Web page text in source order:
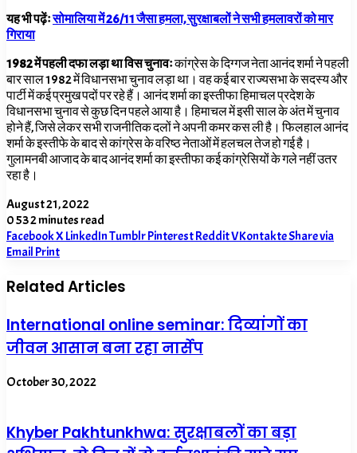
यह भी पढ़ेंःसोमालिया में 26/11 जैसा हमला, सुरक्षाबलों ने सभी हमलावरों को मार
गिराया
1982 में पहली दफा लड़ा था विस चुनावःकांग्रेस के दिग्गज नेता आनंद शर्मा ने पहली
बार साल 1982में विधानसभा चुनाव लड़ा था। वह कई बार राज्यसभा के सदस्य और
पार्टी में कई प्रमुख पदों पर रहे हैं। आनंद शर्मा का इस्तीफा हिमाचल प्रदेश के
विधानसभा चुनाव से कुछ दिन पहले आया है। हिमाचल में इसी साल के अंत में चुनाव
होने हैं, जिसे लेकर सभी राजनीतिक दलों ने अपनी कमर कस ली है। फिलहाल आनंद
शर्मा के इस्तीफे के बाद से कांग्रेस के वरिष्ठ नेताओं में हलचल तेज हो गई है।
गुलामनबी आजाद के बाद आनंद शर्मा का इस्तीफा कई कांग्रेसियों के गले नहीं उतर
रहा है।
August 21, 2022
0532 minutes read
FacebookXLinkedInTumblrPinterestRedditVKontakteShare via
Email Print
Related Articles
International online seminar: दिव्यांगों का
जीवन आसान बना रहा नार्सेप
October 30, 2022
Khyber Pakhtunkhwa: सुरक्षाबलों का बड़ा